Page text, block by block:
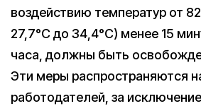
воздействию температур от
27,7°С до 34,4°С) менее 15
часа, должны быть
Эти меры распространяются
работодателей, за